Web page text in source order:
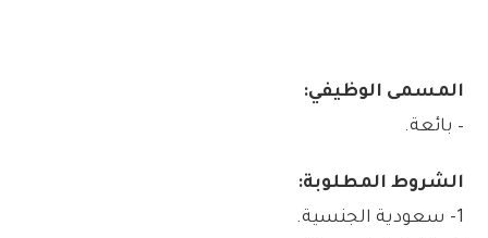
المسمى الوظيفي:
– بائعة.
الشروط المطلوبة:
1- سعودية الجنسية.